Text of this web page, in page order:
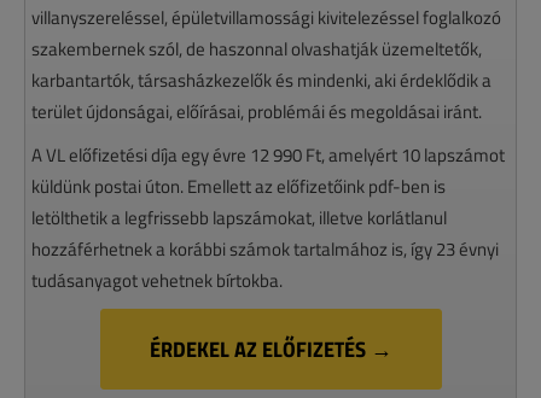
villanyszereléssel, épületvillamossági kivitelezéssel foglalkozó
szakembernek szól, de haszonnal olvashatják üzemeltetők,
karbantartók, társasházkezelők és mindenki, aki érdeklődik a
terület újdonságai, előírásai, problémái és megoldásai iránt.
A VL előfizetési díja egy évre 12 990 Ft, amelyért 10 lapszámot
küldünk postai úton. Emellett az előfizetőink pdf-ben is
letölthetik a legfrissebb lapszámokat, illetve korlátlanul
hozzáférhetnek a korábbi számok tartalmához is, így 23 évnyi
tudásanyagot vehetnek bírtokba.
ÉRDEKEL AZ ELŐFIZETÉS →